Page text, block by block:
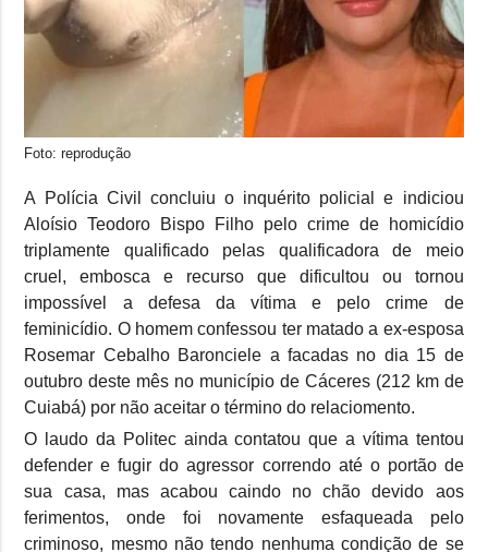
Foto: reprodução
A Polícia Civil concluiu o inquérito policial e indiciou
Aloísio Teodoro Bispo Filho pelo crime de homicídio
triplamente qualificado pelas qualificadora de meio
cruel, embosca e recurso que dificultou ou tornou
impossível a defesa da vítima e pelo crime de
feminicídio. O homem confessou ter matado a ex-esposa
Rosemar Cebalho Baronciele a facadas no dia 15 de
outubro deste mês no município de Cáceres (212 km de
Cuiabá) por não aceitar o término do relaciomento.
O laudo da Politec ainda contatou que a vítima tentou
defender e fugir do agressor correndo até o portão de
sua casa, mas acabou caindo no chão devido aos
ferimentos, onde foi novamente esfaqueada pelo
criminoso, mesmo não tendo nenhuma condição de se